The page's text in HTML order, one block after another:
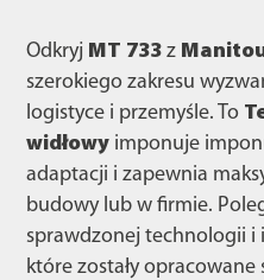
Odkryj MT 733 z
szerokiego zakresu
logistyce i przemyśle. To
widłowy imponuje
adaptacji i zapewnia
budowy lub w firmie.
sprawdzonej technologii i
które zostały opracowane